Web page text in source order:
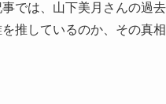
事では、山下美月さんの過
を推しているのか、その真